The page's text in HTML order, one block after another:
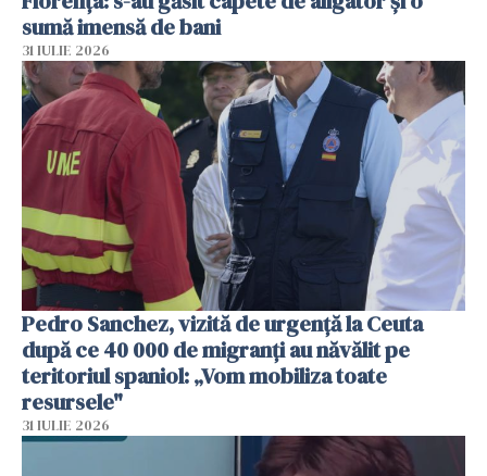
sumă imensă de bani
31 IULIE 2026
Pedro Sanchez, vizită de urgență la Ceuta
după ce 40 000 de migranți au năvălit pe
teritoriul spaniol: „Vom mobiliza toate
resursele"
31 IULIE 2026